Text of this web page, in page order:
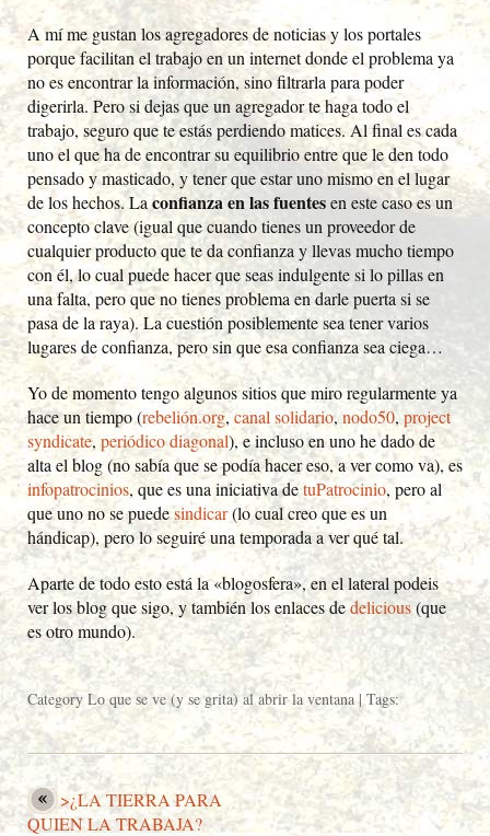
A mí me gustan los agregadores de noticias y los portales
porque facilitan el trabajo en un internet donde el problema ya
no es encontrar la información, sino filtrarla para poder
digerirla. Pero si dejas que un agregador te haga todo el
trabajo, seguro que te estás perdiendo matices. Al final es cada
uno el que ha de encontrar su equilibrio entre que le den todo
pensado y masticado, y tener que estar uno mismo en el lugar
de los hechos. Laconfianza en las fuentesen este caso es un
concepto clave (igual que cuando tienes un proveedor de
cualquier producto que te da confianza y llevas mucho tiempo
con él, lo cual puede hacer que seas indulgente si lo pillas en
una falta, pero que no tienes problema en darle puerta si se
pasa de la raya). La cuestión posiblemente sea tener varios
lugares de confianza, pero sin que esa confianza sea ciega…
Yo de momento tengo algunos sitios que miro regularmente ya
hace un tiempo (rebelión.org,canal solidario,nodo50, project
syndicate, periódico diagonal), e incluso en uno he dado de
alta el blog (no sabía que se podía hacer eso, a ver como va), es
infopatrocinios, que es una iniciativa detuPatrocinio, pero al
que uno no se puedesindicar(lo cual creo que es un
hándicap), pero lo seguiré una temporada a ver qué tal.
Aparte de todo esto está la «blogosfera», en el lateral podeis
ver los blog que sigo, y también los enlaces dedelicious(que
es otro mundo).
CategoryLo que se ve (y se grita) al abrir la ventana| Tags:
>¿LA TIERRA PARA
QUIEN LA TRABAJA?